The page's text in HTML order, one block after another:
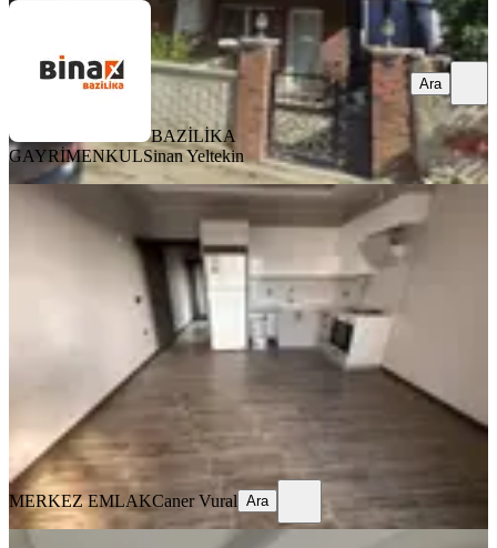
BAZİLİKA
GAYRİMENKULSinan Yeltekin
Ara
Atatürk Mahallesinde Lüks 1+1
Satılık Daire Fırsat!!!
Bergama, Atatürk Mahallesi
1+1
·50 m² Yüksek giriş ·05.08.2026
2.800.000 ₺
MERKEZ EMLAK Caner Vural
Ara
MERKEZ EMLAKCaner Vural Ara